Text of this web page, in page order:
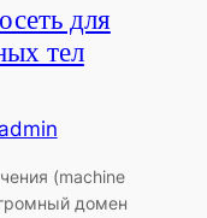
для
тел
admin
(machine
домен